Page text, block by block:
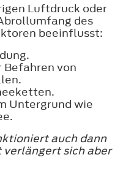
Luftdruck oder
des
beeinflusst:
von
Untergrund wie
auch dann
sich aber